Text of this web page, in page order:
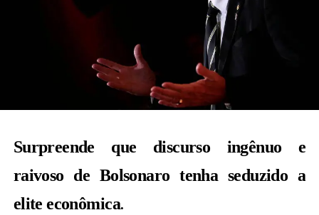
Surpreende que discurso ingênuo e
raivoso de Bolsonaro tenha seduzido a
elite econômica.